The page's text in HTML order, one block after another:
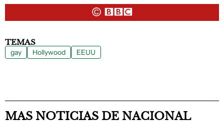
TEMAS
gay Hollywood EEUU
MAS NOTICIAS DE NACIONAL